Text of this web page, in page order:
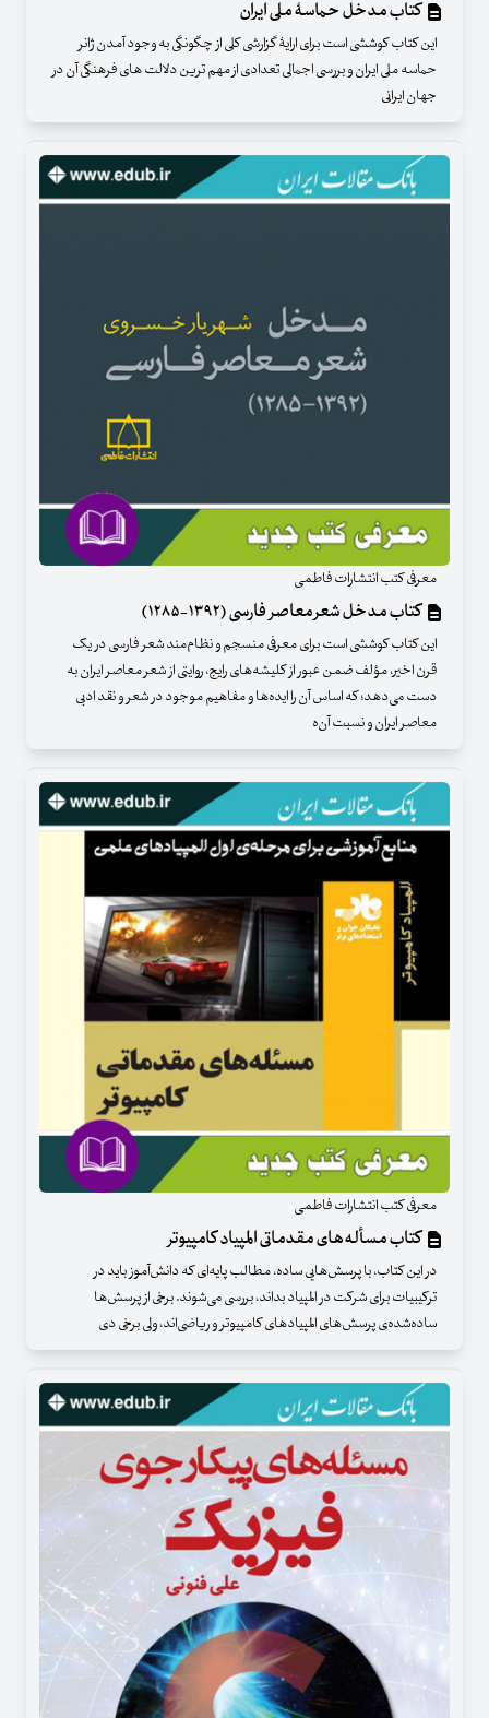
کتاب مدخل حماسۀ ملی ایران
این کتاب کوششی است برای ارایۀ گزارشی کلی از چگونگی به وجود آمدن ژانر
حماسه ملی ایران و بررسی اجمالی تعدادی از مهم ترین دلالت های فرهنگی آن در
جهان ایرانی
معرفی کتب انتشارات فاطمی
کتاب مدخل شعر معاصر فارسی (۱۳۹۲-۱۲۸۵)
این کتاب کوششی است برای معرفی منسجم و نظام‌مند شعر فارسی در یک
قرن اخیر، مؤلف ضمن عبور از کلیشه‌های رایج، روایتی از شعر معاصر ایران به
دست می‌دهد؛ که اساس آن را ایده‌ها و مفاهیم موجود در شعر و نقد ادبی
معاصر ایران و نسبت آن‌ه
معرفی کتب انتشارات فاطمی
کتاب مسأله‌های مقدماتی المپیاد کامپیوتر
در این کتاب، با پرسش‌هایی ساده، مطالب پایه‌ای که دانش‌آموز باید در
ترکیبیات برای شرکت در المپیاد بداند، بررسی می‌شوند. برخی از پرسش‌ها
ساده‌شده‌ی پرسش‌های المپیاد‌های کامپیوتر و ریاضی‌اند، ولی برخی دی